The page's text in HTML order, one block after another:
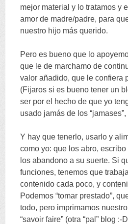
mejor material y lo tratamos y
amor de madre/padre, para
nuestro hijo más querido.
Pero es bueno que lo
que le de marchamo de
valor añadido,que le confiera
(Fijaros si es bueno tener un
ser por el hecho de que yo
usado jamás de los “jamases”,
Y hay que tenerlo, usarlo y
como yo:que los abro,escribo
los abandono a su suerte. Si
funciones,tenemos que
contenido cada poco,y
Podemos “tomar prestado”,
todo, pero imprimamos
“savoir faire” (otra “pal” blog :-D